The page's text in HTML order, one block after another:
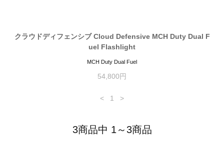
クラウドディフェンシブ Cloud Defensive MCH Duty Dual F
uel Flashlight
MCH Duty Dual Fuel
54,800円
< 1 >
3商品中 1～3商品